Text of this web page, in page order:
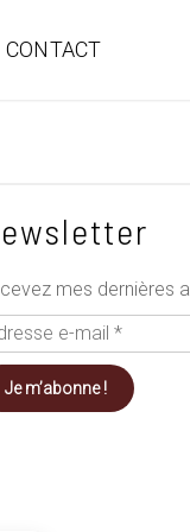
CONTACT
mes dernières